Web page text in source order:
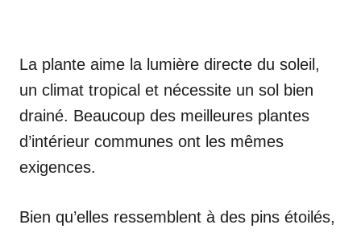
La plante aime la lumière directe du soleil,
un climat tropical et nécessite un sol bien
drainé. Beaucoup des meilleures plantes
d’intérieur communes ont les mêmes
exigences.
Bien qu’elles ressemblent à des pins étoilés,